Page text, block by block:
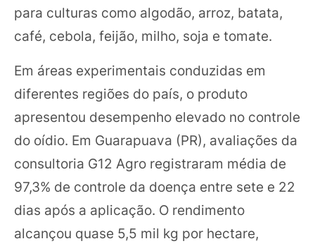
para culturas como algodão, arroz, batata,
café, cebola, feijão, milho, soja e tomate.
Em áreas experimentais conduzidas em
diferentes regiões do país, o produto
apresentou desempenho elevado no controle
do oídio. Em Guarapuava (PR), avaliações da
consultoria G12 Agro registraram média de
97,3% de controle da doença entre sete e 22
dias após a aplicação. O rendimento
alcançou quase 5,5 mil kg por hectare,